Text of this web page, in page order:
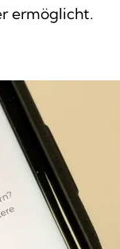
ermöglicht.